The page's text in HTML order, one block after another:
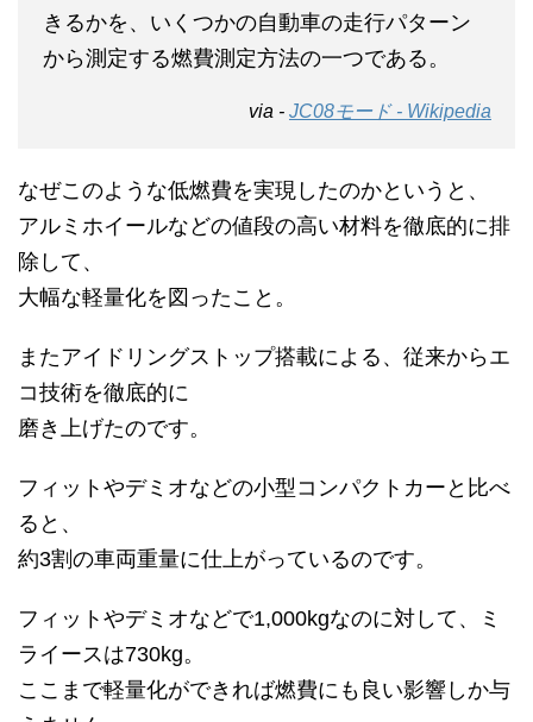
きるかを、いくつかの自動車の走行パターン
から測定する燃費測定方法の一つである。
via - JC08モード - Wikipedia
なぜこのような低燃費を実現したのかというと、
アルミホイールなどの値段の高い材料を徹底的に排
除して、
大幅な軽量化を図ったこと。
またアイドリングストップ搭載による、従来からエ
コ技術を徹底的に
磨き上げたのです。
フィットやデミオなどの小型コンパクトカーと比べ
ると、
約3割の車両重量に仕上がっているのです。
フィットやデミオなどで1,000kgなのに対して、ミ
ライースは730kg。
ここまで軽量化ができれば燃費にも良い影響しか与